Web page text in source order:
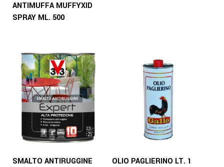
ANTIMUFFA MUFFYXID
SPRAY ML. 500
SMALTO ANTIRUGGINE
OLIO PAGLIERINO LT. 1